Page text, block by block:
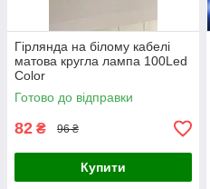
Гірлянда на білому кабелі
матова кругла лампа 100Led
Color
Готово до відправки
82 ₴ 96 ₴
Купити